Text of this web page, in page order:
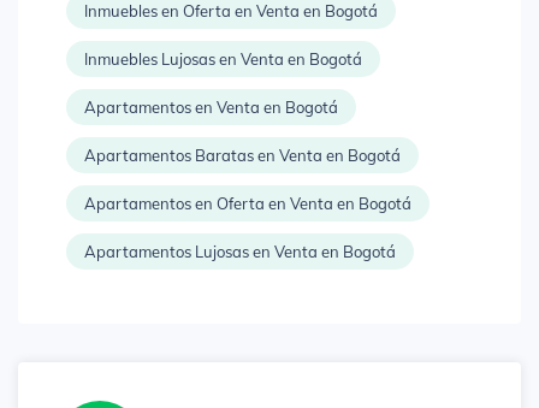
Inmuebles en Oferta en Venta en Bogotá
Inmuebles Lujosas en Venta en Bogotá
Apartamentos en Venta en Bogotá
Apartamentos Baratas en Venta en Bogotá
Apartamentos en Oferta en Venta en Bogotá
Apartamentos Lujosas en Venta en Bogotá